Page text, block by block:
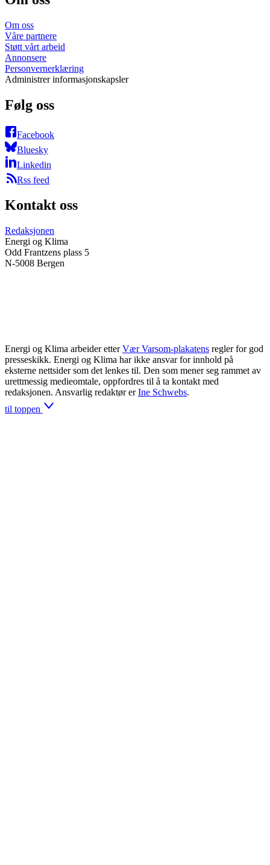
Om oss
Våre partnere
Støtt vårt arbeid
Annonsere
Personvernerklæring
Administrer informasjonskapsler
Følg oss
Facebook
Bluesky
Linkedin
Rss feed
Kontakt oss
Redaksjonen
Energi og Klima
Odd Frantzens plass 5
N-5008 Bergen
Energi og Klima arbeider etter Vær Varsom-plakatens regler for god
presseskikk. Energi og Klima har ikke ansvar for innhold på
eksterne nettsider som det lenkes til. Den som mener seg rammet av
urettmessig medieomtale, oppfordres til å ta kontakt med
redaksjonen. Ansvarlig redaktør er Ine Schwebs.
til toppen